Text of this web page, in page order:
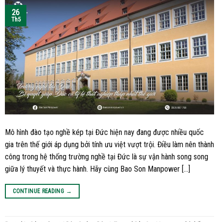
26
Th5
Mô hình đào tạo nghề kép tại Đức hiện nay đang được nhiều quốc
gia trên thế giới áp dụng bởi tính ưu việt vượt trội. Điều làm nên thành
công trong hệ thống trường nghề tại Đức là sự vận hành song song
giữa lý thuyết và thực hành. Hãy cùng Bao Son Manpower […]
CONTINUE READING →